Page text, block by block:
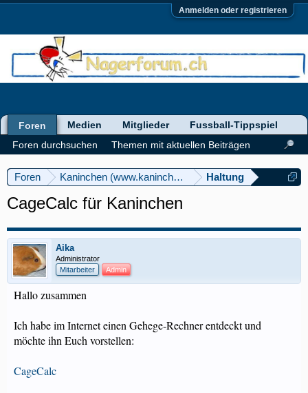
Anmelden oder registrieren
Foren Kaninchen (www.kaninchenforum.ch)
Haltung
CageCalc für Kaninchen
Aika
Administrator
Mitarbeiter
Admin
Hallo zusammen
Ich habe im Internet einen Gehege-Rechner entdeckt und
möchte ihn Euch vorstellen:
CageCalc
Foren
Foren durchsuchen
Themen mit aktuellen Beiträgen
Medien Mitglieder Fussball-Tippspiel